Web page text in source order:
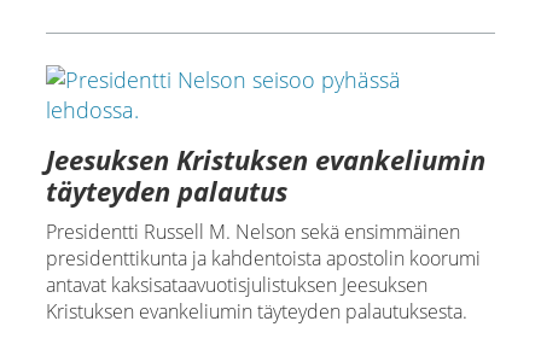
Jeesuksen Kristuksen evankeliumin
täyteyden palautus
Presidentti Russell M. Nelson sekä ensimmäinen
presidenttikunta ja kahdentoista apostolin koorumi
antavat kaksisataavuotisjulistuksen Jeesuksen
Kristuksen evankeliumin täyteyden palautuksesta.